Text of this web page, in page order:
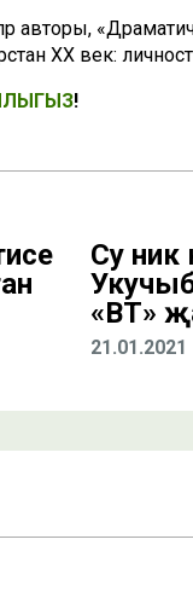
авторы,
ХХ век:
!
Су ник
«ВТ»
21.01.2021